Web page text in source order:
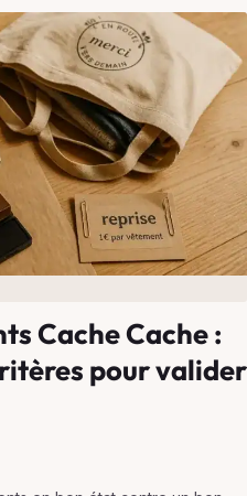
Cache Cache :
pour valider